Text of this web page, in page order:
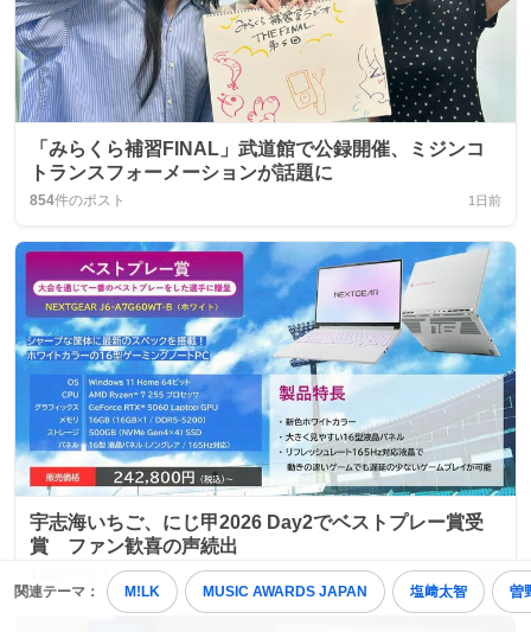
関連テーマ： M!LK MUSIC AWARDS JAPAN 塩﨑太智 曽
「みらくら補習FINAL」武道館で公録開催、ミジンコ
トランスフォーメーションが話題に
854件のポスト 1日前
宇志海いちご、にじ甲2026 Day2でベストプレー賞受
賞 ファン歓喜の声続出
件のポスト 19時間前